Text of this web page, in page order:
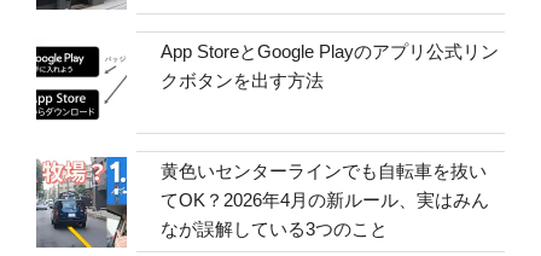
App StoreとGoogle Playのアプリ公式リン
クボタンを出す方法
黄色いセンターラインでも自転車を抜い
てOK？2026年4月の新ルール、実はみん
なが誤解している3つのこと